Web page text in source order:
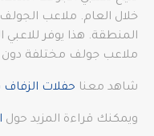
خلال العام. ملاعب
المنطقة. هذا يوفر
ملاعب جولف مختلفة دون
شاهد معنا حفلات
ويمكنك قراءة المزيد حول